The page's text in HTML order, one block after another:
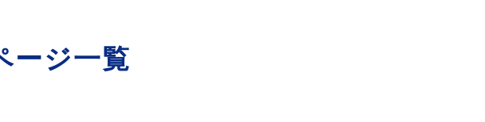
ージ一覧